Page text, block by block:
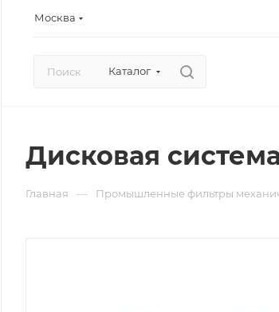
Москва
Каталог
Дисковая
Главная — Промышленные фильтры